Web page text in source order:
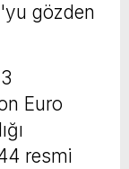
gözden
Euro
resmi